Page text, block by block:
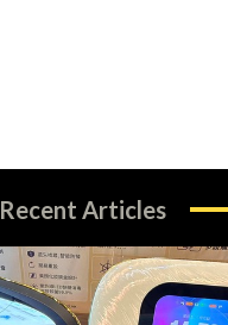
Recent Articles